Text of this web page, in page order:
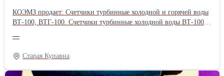
КОЭМЗ продает: Счетчики турбинные холодной и горячей воды
ВТ-100, ВТГ-100. Счетчики турбинные холодной воды ВТ-100
системах коммунального водоснабжения протекающей по
трубопроводу при температуре до 30 градусов С и давления до
10 кгс/см2 (1,0) Мпа. *Счетчик турбинный холодной воды
ВТ-100. Технические данные: Диаметр условного прохода -
—
Старая Купавна